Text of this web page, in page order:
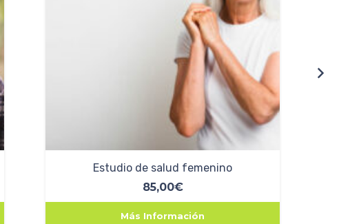
Estudio de salud femenino
85,00€
Más Información